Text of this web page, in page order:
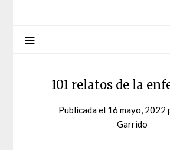
101 relatos de la
Publicada el 16 mayo, 2022
Garrido